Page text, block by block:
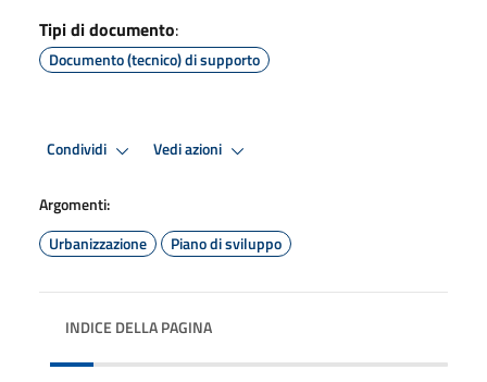
Tipi di documento:
Documento (tecnico) di supporto
Condividi Vedi azioni
Argomenti:
Urbanizzazione
Piano di sviluppo
INDICE DELLA PAGINA